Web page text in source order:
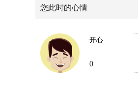
您此时的心情
开心
0